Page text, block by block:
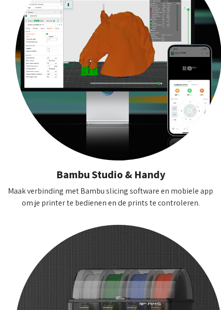
Bambu Studio & Handy
Maak verbinding met Bambu slicing software en mobiele app
om je printer te bedienen en de prints te controleren.